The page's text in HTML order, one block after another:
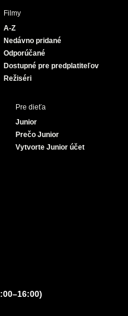
e
Filmy
A-Z
Nedávno pridané
Odporúčané
Dostupné pre predplatiteľov
Režiséri
Pre dieťa
Junior
Prečo Junior
Vytvorte Junior účet